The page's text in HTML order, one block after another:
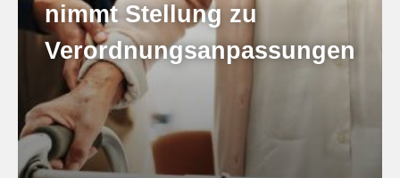
nimmt Stellung zu
Verordnungsanpassungen